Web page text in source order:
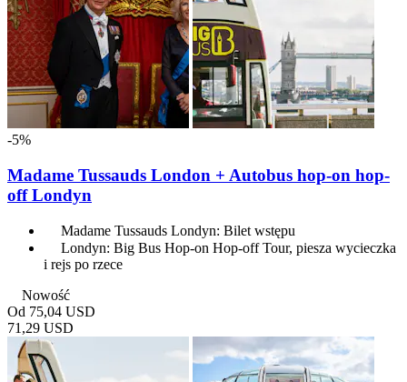
-5%
Madame Tussauds London + Autobus hop-on hop-
off Londyn
Madame Tussauds Londyn: Bilet wstępu
Londyn: Big Bus Hop-on Hop-off Tour, piesza wycieczka
i rejs po rzece
Nowość
Od 75,04 USD
71,29 USD